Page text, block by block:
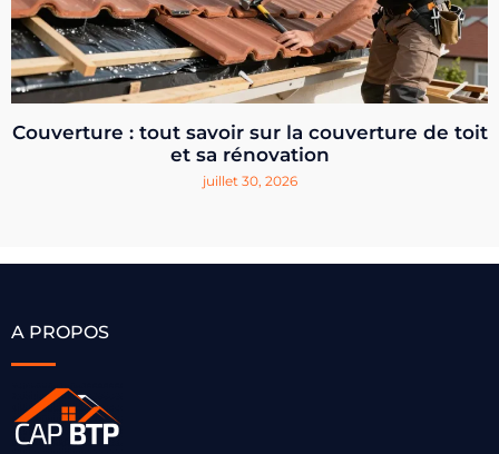
Couverture : tout savoir sur la couverture de toit
et sa rénovation
juillet 30, 2026
A PROPOS